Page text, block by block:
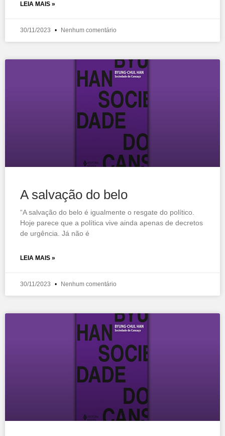
LEIA MAIS »
30/11/2023 Nenhum comentário
A salvação do belo
“A salvação do belo é igualmente o resgate do político.
Hoje parece que a política vive ainda apenas de decretos
de urgência. Já não é
LEIA MAIS »
30/11/2023 Nenhum comentário